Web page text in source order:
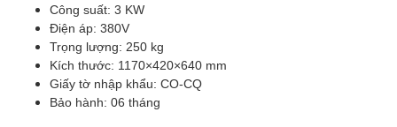
Công suất: 3 KW
Điện áp: 380V
Trọng lượng: 250 kg
Kích thước: 1170×420×640 mm
Giấy tờ nhập khẩu: CO-CQ
Bảo hành: 06 tháng